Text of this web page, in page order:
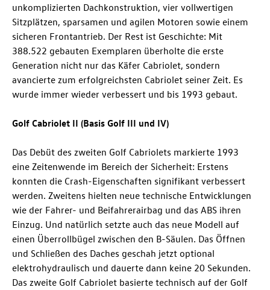
unkomplizierten Dachkonstruktion, vier vollwertigen
Sitzplätzen, sparsamen und agilen Motoren sowie einem
sicheren Frontantrieb. Der Rest ist Geschichte: Mit
388.522 gebauten Exemplaren überholte die erste
Generation nicht nur das Käfer Cabriolet, sondern
avancierte zum erfolgreichsten Cabriolet seiner Zeit. Es
wurde immer wieder verbessert und bis 1993 gebaut.
Golf Cabriolet II (Basis Golf III und IV)
Das Debüt des zweiten Golf Cabriolets markierte 1993
eine Zeitenwende im Bereich der Sicherheit: Erstens
konnten die Crash-Eigenschaften signifikant verbessert
werden. Zweitens hielten neue technische Entwicklungen
wie der Fahrer- und Beifahrerairbag und das ABS ihren
Einzug. Und natürlich setzte auch das neue Modell auf
einen Überrollbügel zwischen den B-Säulen. Das Öffnen
und Schließen des Daches geschah jetzt optional
elektrohydraulisch und dauerte dann keine 20 Sekunden.
Das zweite Golf Cabriolet basierte technisch auf der Golf